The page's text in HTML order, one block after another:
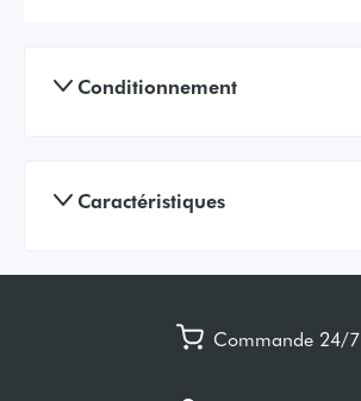
Conditionnement
Caractéristiques
Commande 24/7